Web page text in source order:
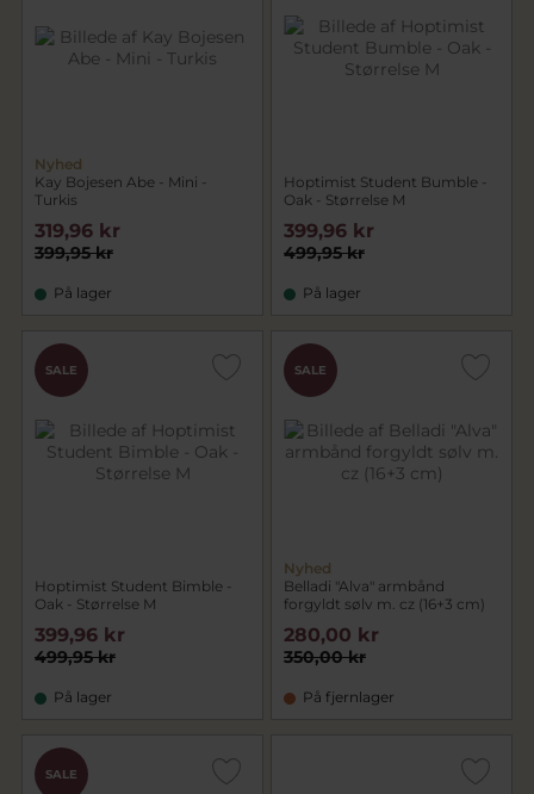
Nyhed
Kay Bojesen Abe - Mini -
Turkis
399,95 kr
319,96 kr
På lager
Hoptimist Student Bumble -
Oak - Størrelse M
499,95 kr
399,96 kr
På lager
SALE
Hoptimist Student Bimble -
Oak - Størrelse M
499,95 kr
399,96 kr
På lager
SALE
Nyhed
Belladi "Alva" armbånd
forgyldt sølv m. cz (16+3 cm)
350,00 kr
280,00 kr
På fjernlager
SALE